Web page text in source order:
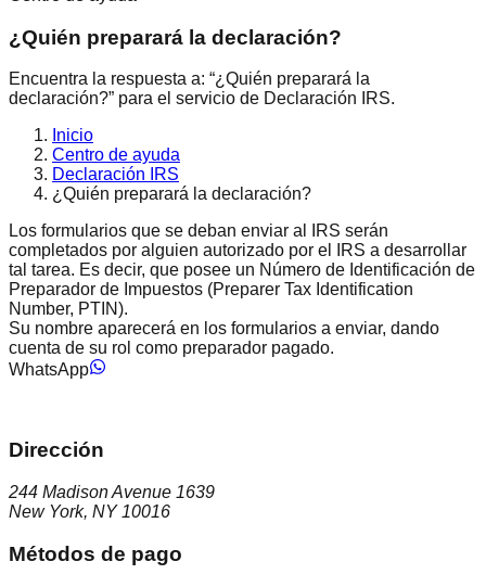
¿Quién preparará la declaración?
Encuentra la respuesta a: “¿Quién preparará la
declaración?” para el servicio de Declaración IRS.
Inicio
Centro de ayuda
Declaración IRS
¿Quién preparará la declaración?
Los formularios que se deban enviar al IRS serán
completados por alguien autorizado por el IRS a desarrollar
tal tarea. Es decir, que posee un Número de Identificación de
Preparador de Impuestos (Preparer Tax Identification
Number, PTIN).
Su nombre aparecerá en los formularios a enviar, dando
cuenta de su rol como preparador pagado.
WhatsApp
Dirección
244 Madison Avenue 1639
New York, NY 10016
Métodos de pago